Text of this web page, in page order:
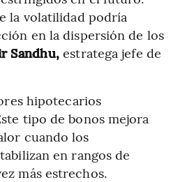
la volatilidad podría
en la dispersión de los
Sandhu, estratega jefe de
hipotecarios
tipo de bonos mejora
cuando los
en rangos de
más estrechos.